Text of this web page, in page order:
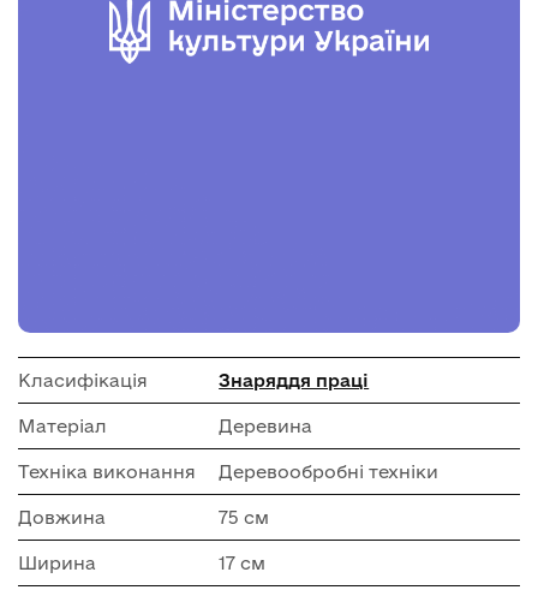
Класифікація Знаряддя праці
Матеріал Деревина
Техніка виконання Деревообробні техніки
Довжина 75 см
Ширина 17 см